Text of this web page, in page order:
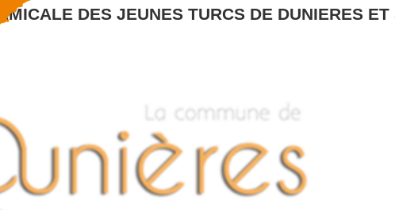
AMICALE DES JEUNES TURCS DE DUNIERES ET